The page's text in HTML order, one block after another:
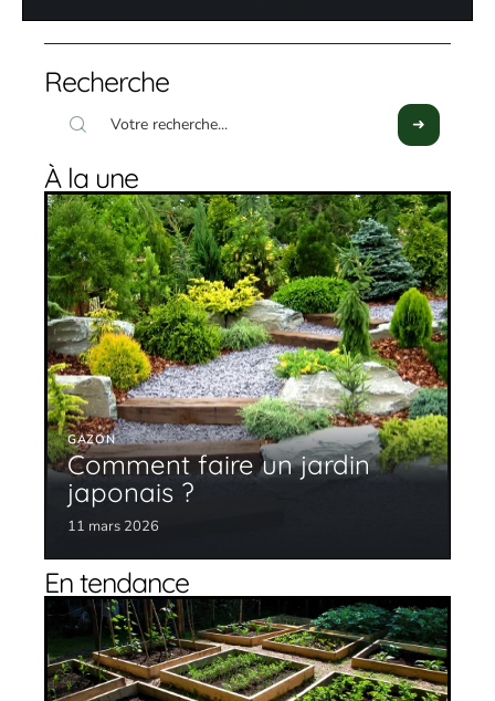
Recherche
À la une
GAZON
Comment faire un jardin
japonais ?
11 mars 2026
En tendance